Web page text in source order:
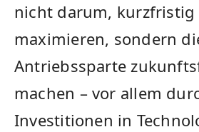
nicht darum, kurzfristig
maximieren, sondern
Antriebssparte
machen – vor allem
Investitionen in